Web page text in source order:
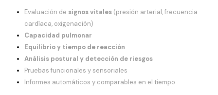
Evaluación de signos vitales(presión arterial, frecuencia
cardíaca, oxigenación)
Capacidad pulmonar
Equilibrio y tiempo de reacción
Análisis postural y detección de riesgos
Pruebas funcionales y sensoriales
Informes automáticos y comparables en el tiempo